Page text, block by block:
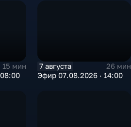
15 мин
7 августа
26 мин
Эфир 07.08.2026 · 14:00